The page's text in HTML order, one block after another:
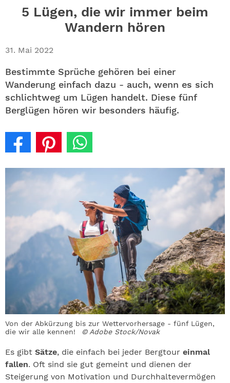
5 Lügen, die wir immer beim
Wandern hören
31. Mai 2022
Bestimmte Sprüche gehören bei einer
Wanderung einfach dazu - auch, wenn es sich
schlichtweg um Lügen handelt. Diese fünf
Berglügen hören wir besonders häufig.
Von der Abkürzung bis zur Wettervorhersage - fünf Lügen,
die wir alle kennen!
© Adobe Stock/Novak
Es gibt Sätze, die einfach bei jeder Bergtour einmal
fallen. Oft sind sie gut gemeint und dienen der
Steigerung von Motivation und Durchhaltevermögen
NEWSLETTER
ALLE THEMEN